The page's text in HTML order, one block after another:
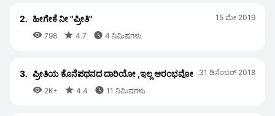
2. ಹೀಗೇಕೆ ನೀ "ಪ್ರೀತಿ"
 798  4.7  4 ನಿಮಿಷಗಳು
15 ಮೇ 2019
3. ಪ್ರೀತಿಯ ಕೊನೆಪಥನದ ದಾರಿಯೋ ,ಇಲ್ಲ ಆರಂಭವೋ
 2K+  4.4  11 ನಿಮಿಷಗಳು
31 ಡಿಸೆಂಬರ್ 2018